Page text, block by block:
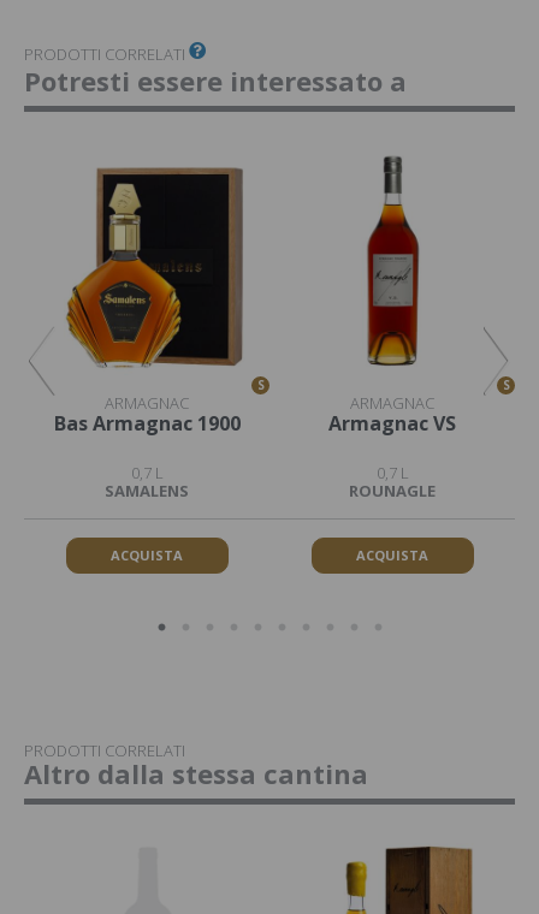
PRODOTTI CORRELATI
Potresti essere interessato a
S
ARMAGNAC
Bas Armagnac 1900
0,7 L
SAMALENS
ACQUISTA
S
ARMAGNAC
Armagnac VS
0,7 L
ROUNAGLE
ACQUISTA
PRODOTTI CORRELATI
Altro dalla stessa cantina